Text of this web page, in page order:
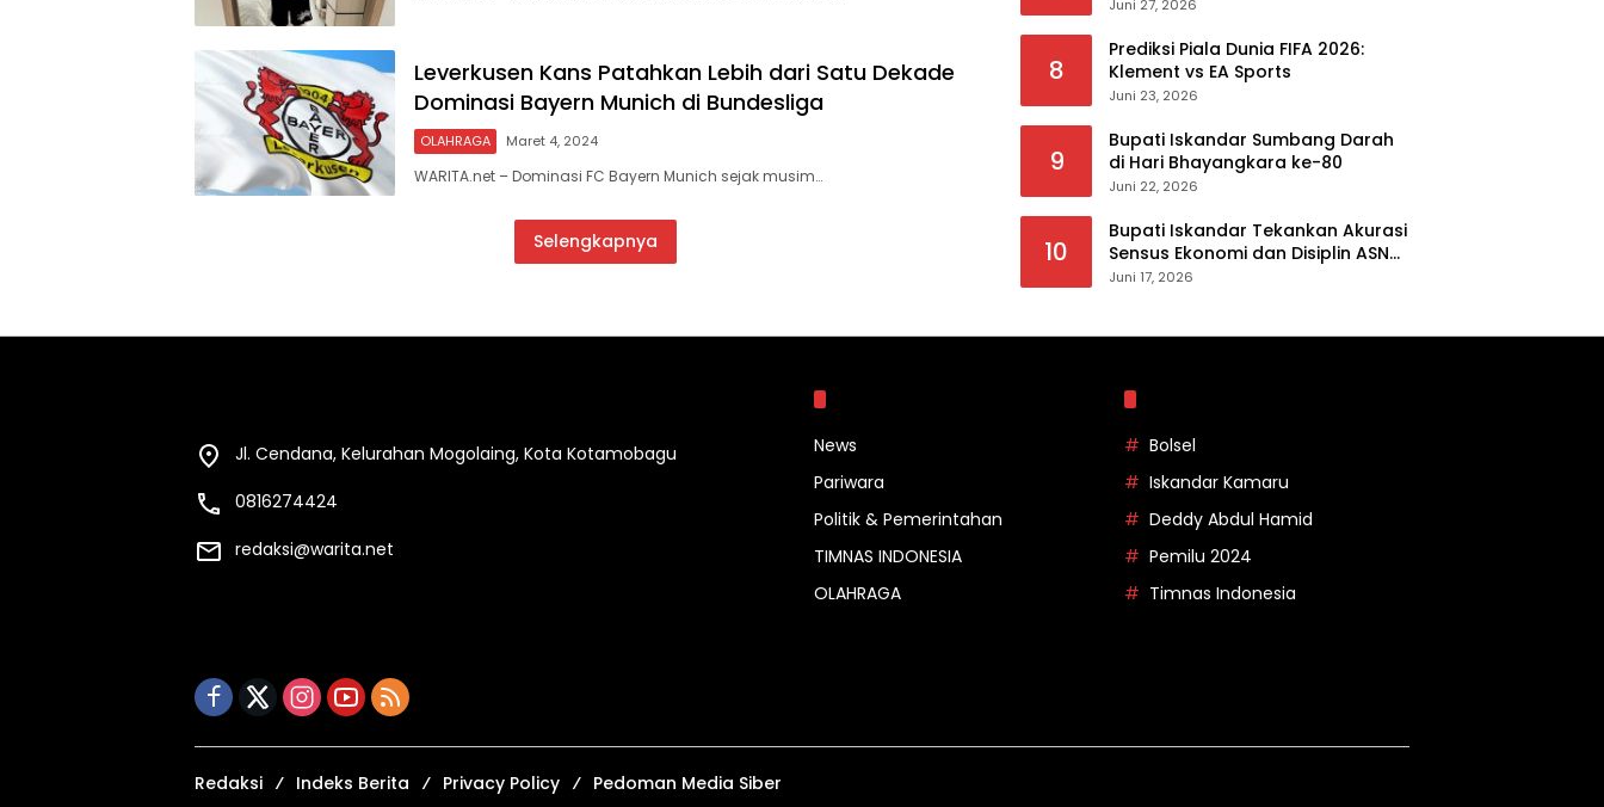
Leverkusen Kans Patahkan Lebih dari Satu Dekade
Dominasi Bayern Munich di Bundesliga
OLAHRAGA Maret 4, 2024
WARITA.net – Dominasi FC Bayern Munich sejak musim…
Selengkapnya
Juni 27, 2026
8
Prediksi Piala Dunia FIFA 2026:
Klement vs EA Sports
Juni 23, 2026
9
Bupati Iskandar Sumbang Darah
di Hari Bhayangkara ke-80
Juni 22, 2026
10
Bupati Iskandar Tekankan Akurasi
Sensus Ekonomi dan Disiplin ASN
pada Apel Korpri Pemkab Bolsel
Juni 17, 2026
Jl. Cendana, Kelurahan Mogolaing, Kota Kotamobagu
0816274424
redaksi@warita.net
News
Pariwara
Politik & Pemerintahan
TIMNAS INDONESIA
OLAHRAGA
Bolsel
Iskandar Kamaru
Deddy Abdul Hamid
Pemilu 2024
Timnas Indonesia
Redaksi Indeks Berita Privacy Policy Pedoman Media Siber